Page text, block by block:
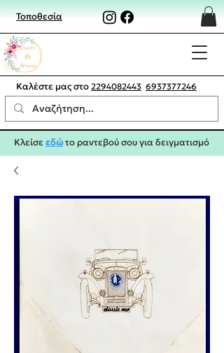
Τοποθεσία
Καλέστε μας στο 2294082443 6937377246
Κλείσεεδώτο ραντεβού σου για δειγματισμό